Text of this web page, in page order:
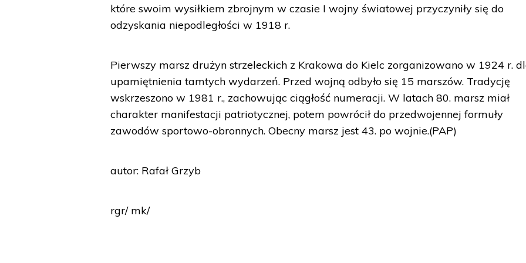
które swoim wysiłkiem zbrojnym w czasie I wojny światowej przyczyniły się do
odzyskania niepodległości w 1918 r.
Pierwszy marsz drużyn strzeleckich z Krakowa do Kielc zorganizowano w 1924 r.
upamiętnienia tamtych wydarzeń. Przed wojną odbyło się 15 marszów. Tradycję
wskrzeszono w 1981 r., zachowując ciągłość numeracji. W latach 80. marsz miał
charakter manifestacji patriotycznej, potem powrócił do przedwojennej formuły
zawodów sportowo-obronnych. Obecny marsz jest 43. po wojnie.(PAP)
autor: Rafał Grzyb
rgr/ mk/